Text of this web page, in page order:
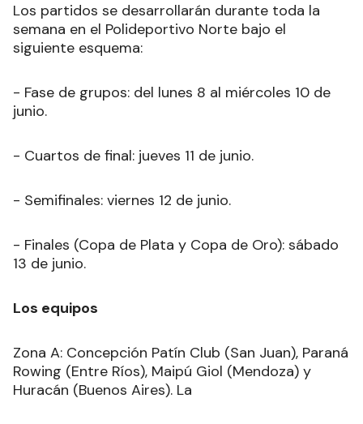
Los partidos se desarrollarán durante toda la
semana en el Polideportivo Norte bajo el
siguiente esquema:
- Fase de grupos: del lunes 8 al miércoles 10 de
junio.
- Cuartos de final: jueves 11 de junio.
- Semifinales: viernes 12 de junio.
- Finales (Copa de Plata y Copa de Oro): sábado
13 de junio.
Los equipos
Zona A: Concepción Patín Club (San Juan), Paraná
Rowing (Entre Ríos), Maipú Giol (Mendoza) y
Huracán (Buenos Aires). La